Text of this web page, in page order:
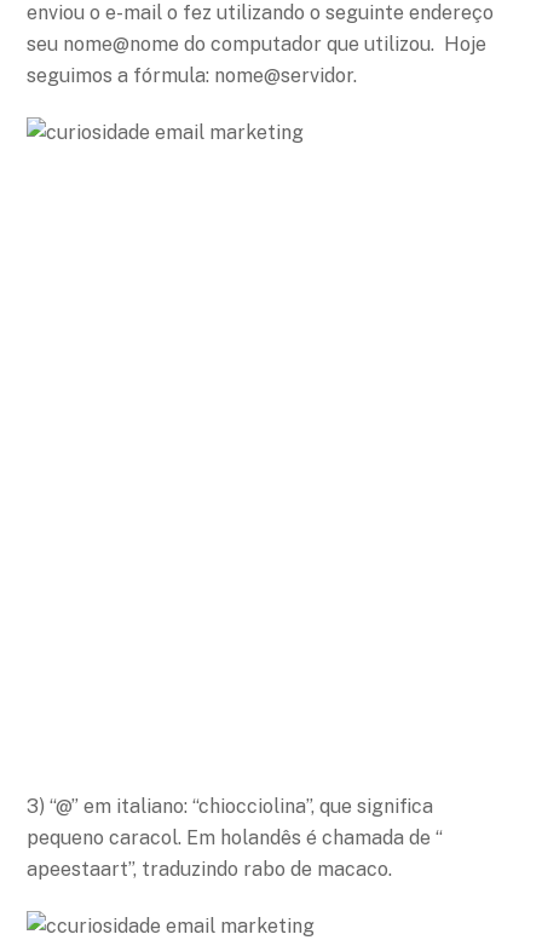
enviou o e-mail o fez utilizando o seguinte endereço
seu nome@nome do computador que utilizou. Hoje
seguimos a fórmula: nome@servidor.
3) “@” em italiano: “chiocciolina”, que significa
pequeno caracol. Em holandês é chamada de “
apeestaart”, traduzindo rabo de macaco.